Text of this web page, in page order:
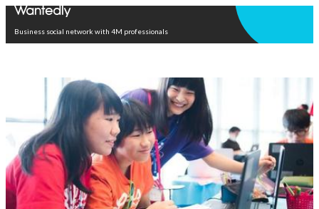
Business social network with 4M professionals